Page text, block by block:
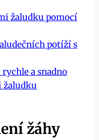
žaludku pomocí
potíží‍ s
a snadno
žaludku
žáhy